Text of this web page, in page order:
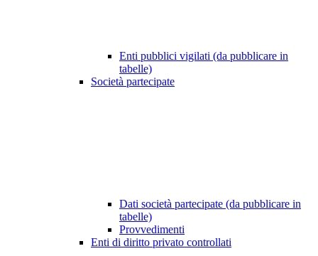
Enti pubblici vigilati (da pubblicare in
tabelle)
Società partecipate
Dati società partecipate (da pubblicare in
tabelle)
Provvedimenti
Enti di diritto privato controllati